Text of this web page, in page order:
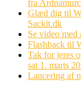
fra
Glæd dig til
Sackit.dk
Se video
Flashback til
Tak for jeres
sat 1. marts
Lancering af